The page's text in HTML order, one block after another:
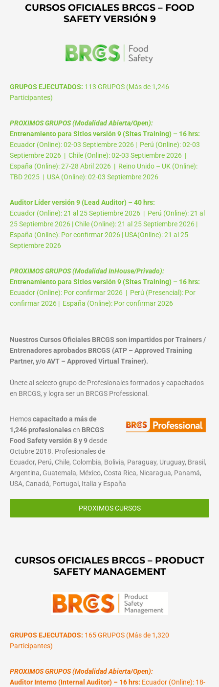
CURSOS OFICIALES BRCGS – FOOD
SAFETY VERSIÓN 9
GRUPOS EJECUTADOS: 113 GRUPOS (Más de 1,246
Participantes)
PROXIMOS GRUPOS (Modalidad Abierta/Open):
Entrenamiento para Sitios versión 9 (Sites Training) – 16 hrs:
Ecuador (Online): 02-03 Septiembre 2026 | Perú (Online): 02-03
Septiembre 2026 | Chile (Online): 02-03 Septiembre 2026 |
España (Online): 27-28 Abril 2026 | Reino Unido – UK (Online):
TBD 2025 | USA (Online): 02-03 Septiembre 2026
Auditor Líder versión 9 (Lead Auditor) – 40 hrs:
Ecuador (Online): 21 al 25 Septiembre 2026 | Perú (Online): 21 al
25 Septiembre 2026 | Chile (Online): 21 al 25 Septiembre 2026 |
España (Online): Por confirmar 2026 | USA(Online): 21 al 25
Septiembre 2026
PROXIMOS GRUPOS (Modalidad InHouse/Privado):
Entrenamiento para Sitios versión 9 (Sites Training) – 16 hrs:
Ecuador (Online): Por confirmar 2026 | Perú (Presencial): Por
confirmar 2026 | España (Online): Por confirmar 2026
Nuestros Cursos Oficiales BRCGS son impartidos por Trainers /
Entrenadores aprobados BRCGS (ATP – Approved Training
Partner, y/o AVT – Approved Virtual Trainer).
Únete al selecto grupo de Profesionales formados y capacitados
en BRCGS, y logra ser un BRCGS Professional.
Hemoscapacitado a más de
1,246 profesionalesen BRCGS
Food Safety versión 8 y 9desde
Octubre 2018. Profesionales de
Ecuador, Perú, Chile, Colombia, Bolivia, Paraguay, Uruguay, Brasil,
Argentina, Guatemala, México, Costa Rica, Nicaragua, Panamá,
USA, Canadá, Portugal, Italia y España
PROXIMOS CURSOS
CURSOS OFICIALES BRCGS – PRODUCT
SAFETY MANAGEMENT
GRUPOS EJECUTADOS: 165 GRUPOS (Más de 1,320
Participantes)
PROXIMOS GRUPOS (Modalidad Abierta/Open):
Auditor Interno (Internal Auditor) – 16 hrs: Ecuador (Online): 18-